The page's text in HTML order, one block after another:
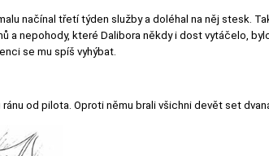
načínal třetí týden služby a doléhal na něj stesk.
nepohody, které Dalibora někdy i dost vytáčelo,
se mu spíš vyhýbat.
od pilota. Oproti němu brali všichni devět set